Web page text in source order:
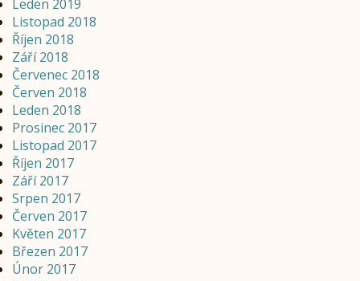
Leden 2019
Listopad 2018
Říjen 2018
Září 2018
Červenec 2018
Červen 2018
Leden 2018
Prosinec 2017
Listopad 2017
Říjen 2017
Září 2017
Srpen 2017
Červen 2017
Květen 2017
Březen 2017
Únor 2017